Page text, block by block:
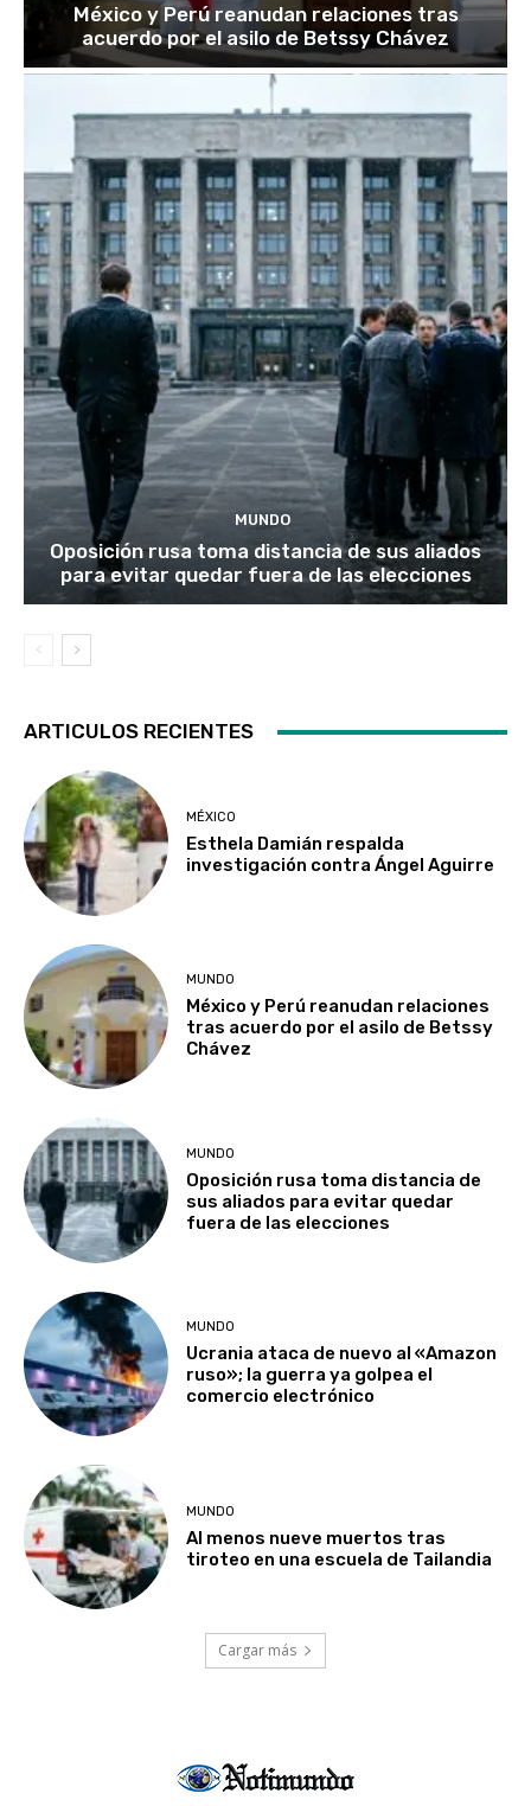
México y Perú reanudan relaciones tras
acuerdo por el asilo de Betssy Chávez
MUNDO
Oposición rusa toma distancia de sus aliados
para evitar quedar fuera de las elecciones
ARTICULOS RECIENTES
MÉXICO
Esthela Damián respalda
investigación contra Ángel Aguirre
MUNDO
México y Perú reanudan relaciones
tras acuerdo por el asilo de Betssy
Chávez
MUNDO
Oposición rusa toma distancia de
sus aliados para evitar quedar
fuera de las elecciones
MUNDO
Ucrania ataca de nuevo al «Amazon
ruso»; la guerra ya golpea el
comercio electrónico
MUNDO
Al menos nueve muertos tras
tiroteo en una escuela de Tailandia
Cargar más